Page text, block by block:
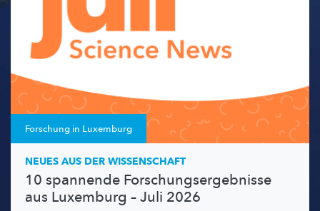
Forschung in Luxemburg
NEUES AUS DER WISSENSCHAFT
10 spannende Forschungsergebnisse
aus Luxemburg – Juli 2026